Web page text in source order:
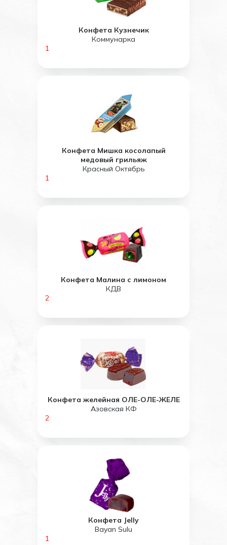
Конфета Кузнечик
Коммунарка
1
Конфета Мишка косолапый
медовый грильяж
Красный Октябрь
1
Конфета Малина с лимоном
КДВ
2
Конфета желейная ОЛЕ-ОЛЕ-ЖЕЛЕ
Азовская КФ
2
Конфета Jelly
Bayan Sulu
1